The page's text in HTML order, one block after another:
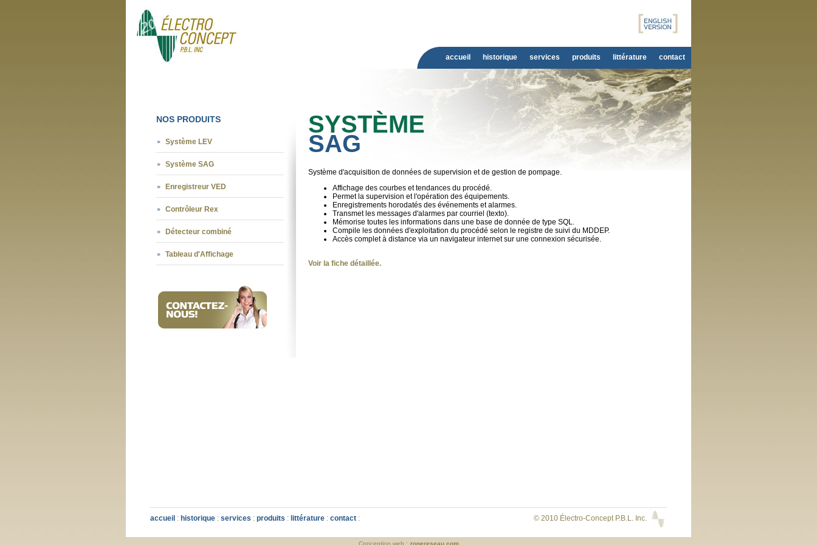
accueil historique services produits littérature contact
NOS PRODUITS
Système LEV
Système SAG
Enregistreur VED
Contrôleur Rex
Détecteur combiné
Tableau d'Affichage
SYSTÈME
SAG
Système d'acquisition de données de supervision et de gestion de pompage.
Affichage des courbes et tendances du procédé.
Permet la supervision et l'opération des équipements.
Enregistrements horodatés des événements et alarmes.
Transmet les messages d'alarmes par courriel (texto).
Mémorise toutes les informations dans une base de donnée de type SQL.
Compile les données d'exploitation du procédé selon le registre de suivi du MDDEP.
Accès complet à distance via un navigateur internet sur une connexion sécurisée.
Voir la fiche détaillée.
accueil : historique : services : produits : littérature : contact : © 2010 Électro-Concept P.B.L. Inc.
Conception web : zonereseau.com